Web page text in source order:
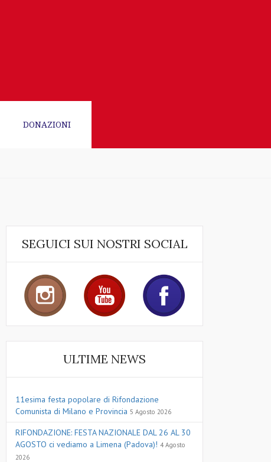
DONAZIONI
SEGUICI SUI NOSTRI SOCIAL
ULTIME NEWS
11esima festa popolare di Rifondazione
Comunista di Milano e Provincia 5 Agosto 2026
RIFONDAZIONE: FESTA NAZIONALE DAL 26 AL 30
AGOSTO ci vediamo a Limena (Padova)! 4 Agosto
2026